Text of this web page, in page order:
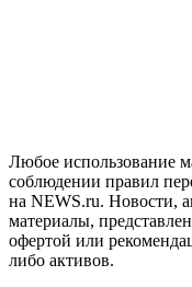
Любое использование
соблюдении правил
на NEWS.ru. Новости,
материалы,
офертой или
либо активов.